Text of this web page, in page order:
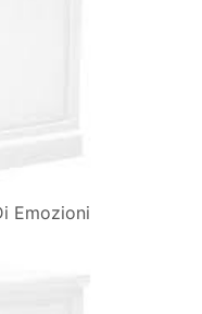
Il 9 Febbraio